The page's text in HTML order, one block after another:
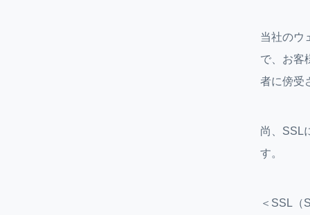
当社のウ
で、お客
者に傍受
尚、SSL
す。
＜SSL（